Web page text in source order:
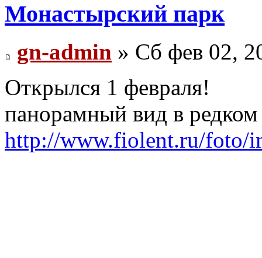
Монастырский парк
gn-admin » Сб фев 02,
Открылся 1 февраля!
панорамный вид в
http://www.fiolent.ru/foto/